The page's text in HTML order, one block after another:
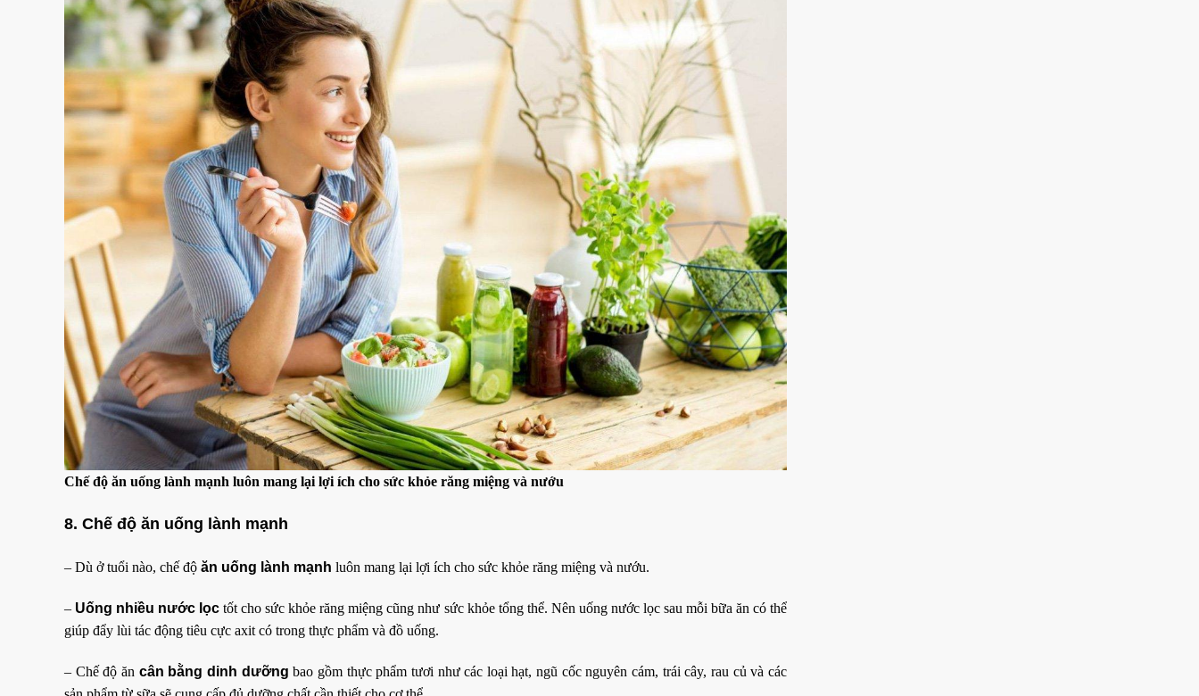
Chế độ ăn uống lành mạnh luôn mang lại lợi ích cho sức khỏe răng miệng và nướu
8. Chế độ ăn uống lành mạnh
– Dù ở tuổi nào, chế độ ăn uống lành mạnh luôn mang lại lợi ích cho sức khỏe răng miệng và nướu.
– Uống nhiều nước lọc tốt cho sức khỏe răng miệng cũng như sức khỏe tổng thể. Nên uống nước lọc sau mỗi bữa ăn có thể
giúp đẩy lùi tác động tiêu cực axit có trong thực phẩm và đồ uống.
– Chế độ ăn cân bằng dinh dưỡng bao gồm thực phẩm tươi như các loại hạt, ngũ cốc nguyên cám, trái cây, rau củ và các